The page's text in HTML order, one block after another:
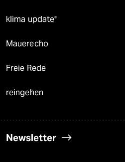
klima update°
Mauerecho
Freie Rede
reingehen
Newsletter